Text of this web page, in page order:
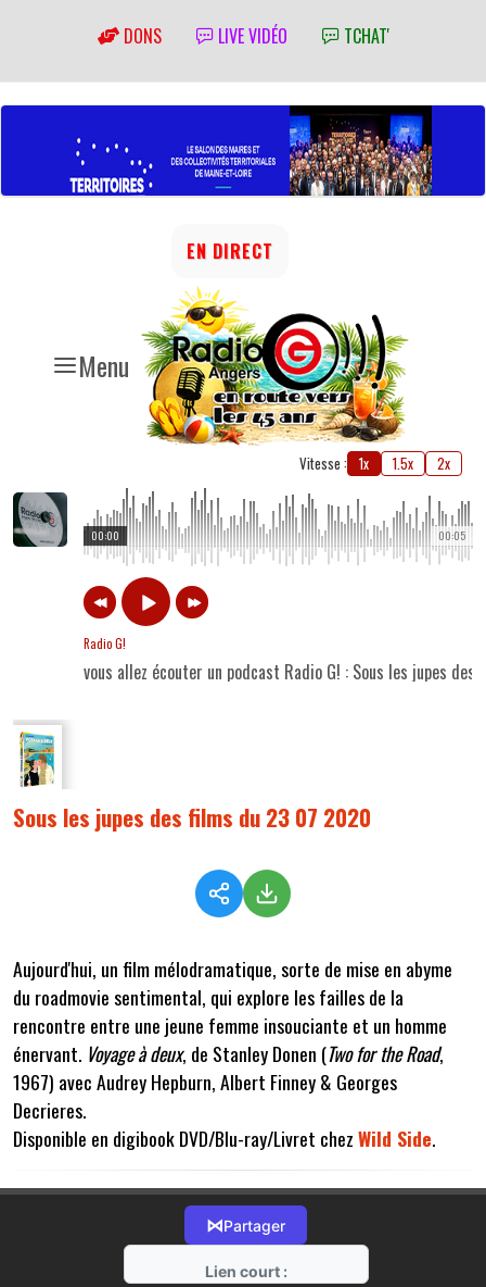
DONS LIVE VIDÉO TCHAT'
Menu
EN DIRECT
Vitesse : 1x 1.5x 2x
00:05
00:00
Radio G!
vous allez écouter un podcast Radio G! : Sous les jupes
Sous les jupes des films du 23 07 2020
Aujourd'hui, un film mélodramatique, sorte de mise en abyme
du roadmovie sentimental, qui explore les failles de la
rencontre entre une jeune femme insouciante et un homme
énervant. Voyage à deux, de Stanley Donen (Two for the Road,
1967) avec Audrey Hepburn, Albert Finney & Georges
Decrieres.
Disponible en digibook DVD/Blu-ray/Livret chezWild Side.
⋈Partager
Lien court :